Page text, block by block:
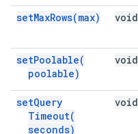
setMaxRows(max) void
setPoolable(
poolable)
void
setQuery
Timeout(
seconds)
void